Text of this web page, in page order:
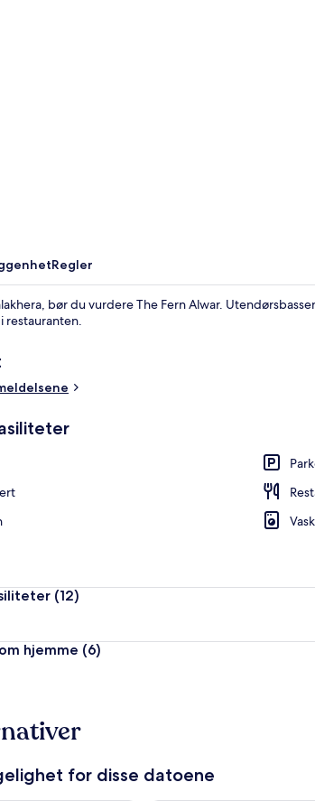
Regler
bør du vurdere The Fern Alwar.
restauranten.
(12)
hjemme (6)
for disse datoene